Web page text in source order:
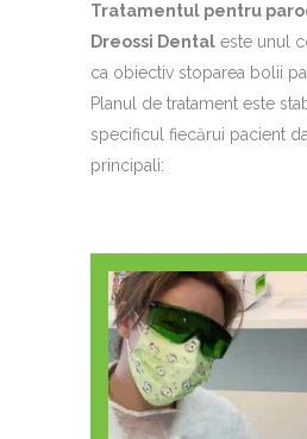
Tratamentul pentru
Dreossi Dental este unul
ca obiectiv stoparea bolii
Planul de tratament este
specificul fiecărui pacient
principali: